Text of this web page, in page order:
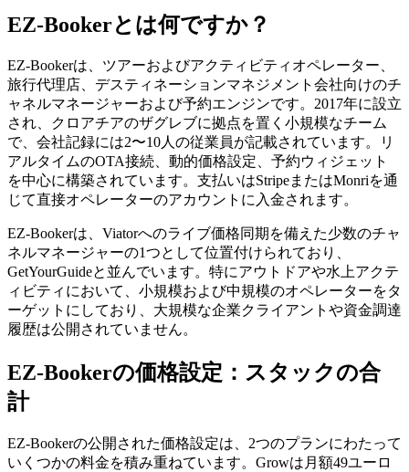
EZ-Bookerとは何ですか？
EZ-Bookerは、ツアーおよびアクティビティオペレーター、
旅行代理店、デスティネーションマネジメント会社向けのチ
ャネルマネージャーおよび予約エンジンです。2017年に設立
され、クロアチアのザグレブに拠点を置く小規模なチーム
で、会社記録には2〜10人の従業員が記載されています。リ
アルタイムのOTA接続、動的価格設定、予約ウィジェット
を中心に構築されています。支払いはStripeまたはMonriを通
じて直接オペレーターのアカウントに入金されます。
EZ-Bookerは、Viatorへのライブ価格同期を備えた少数のチャ
ネルマネージャーの1つとして位置付けられており、
GetYourGuideと並んでいます。特にアウトドアや水上アクテ
ィビティにおいて、小規模および中規模のオペレーターをタ
ーゲットにしており、大規模な企業クライアントや資金調達
履歴は公開されていません。
EZ-Bookerの価格設定：スタックの合
計
EZ-Bookerの公開された価格設定は、2つのプランにわたって
いくつかの料金を積み重ねています。Growは月額49ユーロ